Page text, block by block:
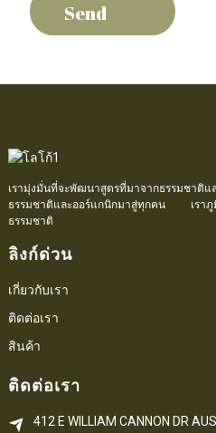
Send
เรามุ่งมั่นที่จะพัฒนาสูตรที่มาจากธรรมชา
ธรรมชาติและออร์แกนิกมาสู่ทุกคน เราภูมิ
ธรรมชาติ
ลิงก์ด่วน
เกี่ยวกับเรา
ติดต่อเรา
สินค้า
ติดต่อเรา
412 E WILLIAM CANNON DR